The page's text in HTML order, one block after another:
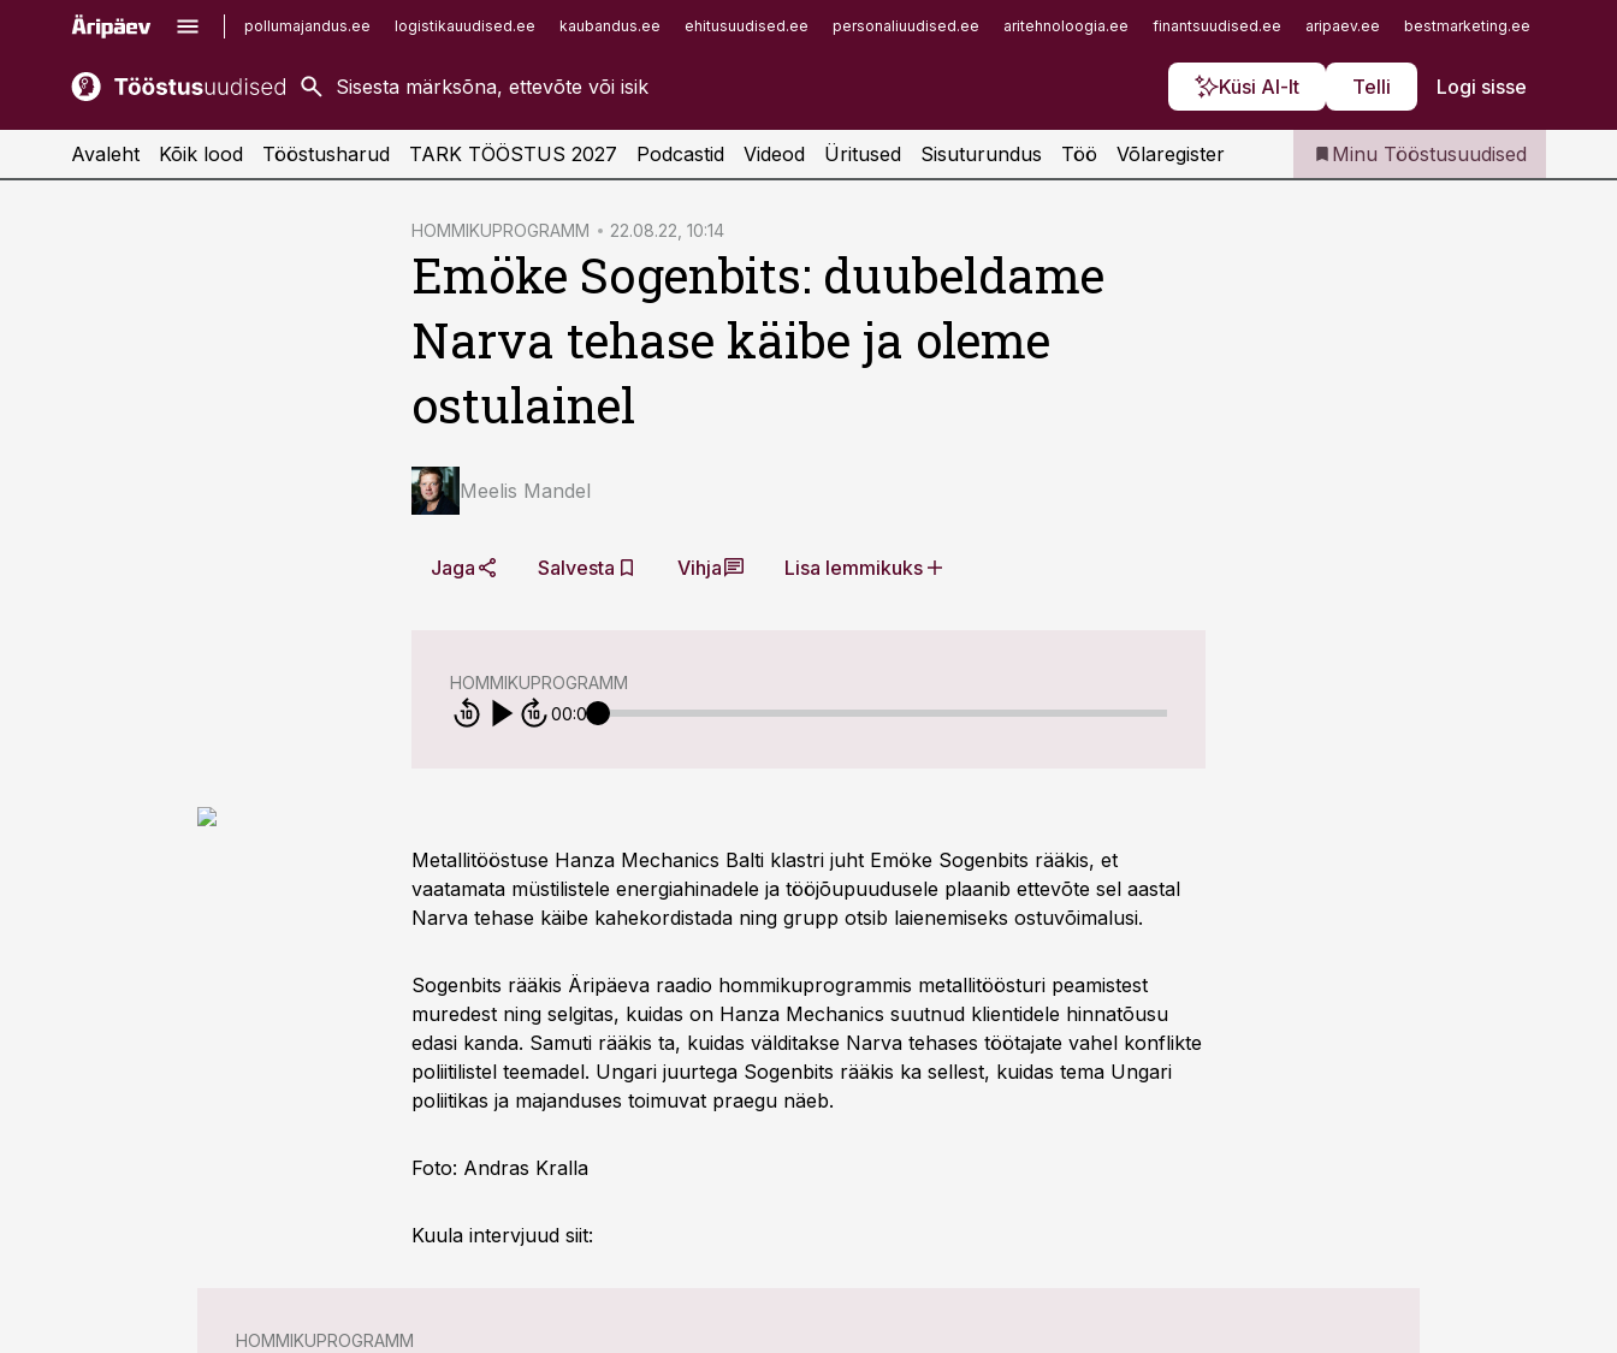
pollumajandus.ee logistikauudised.ee kaubandus.ee ehitusuudised.ee personaliuudised.ee aritehnoloogia.ee finantsuudised.ee aripaev.ee bestmarketing.ee
Küsi AI-lt Telli Logi sisse
kaubandus.ee
kinnisvarauudised.ee
imelineajalugu.ee
Infopank
Iseteenindus
Telli Tööstusuudised
Avaleht Kõik lood Tööstusharud TARK TÖÖSTUS 2027 Podcastid Videod Üritused Sisuturundus Töö Võlaregister Minu Tööstusuudised
HOMMIKUPROGRAMM 22.08.22, 10:14
Emöke Sogenbits: duubeldame
Narva tehase käibe ja oleme
ostulainel
Meelis Mandel
Jaga Salvesta Vihja Lisa lemmikuks
HOMMIKUPROGRAMM
00:00
Metallitööstuse Hanza Mechanics Balti klastri juht Emöke Sogenbits rääkis, et
vaatamata müstilistele energiahinadele ja tööjõupuudusele plaanib ettevõte sel aastal
Narva tehase käibe kahekordistada ning grupp otsib laienemiseks ostuvõimalusi.
Sogenbits rääkis Äripäeva raadio hommikuprogrammis metallitöösturi peamistest
muredest ning selgitas, kuidas on Hanza Mechanics suutnud klientidele hinnatõusu
edasi kanda. Samuti rääkis ta, kuidas välditakse Narva tehases töötajate vahel konflikte
poliitilistel teemadel. Ungari juurtega Sogenbits rääkis ka sellest, kuidas tema Ungari
poliitikas ja majanduses toimuvat praegu näeb.
Foto: Andras Kralla
Kuula intervjuud siit:
HOMMIKUPROGRAMM